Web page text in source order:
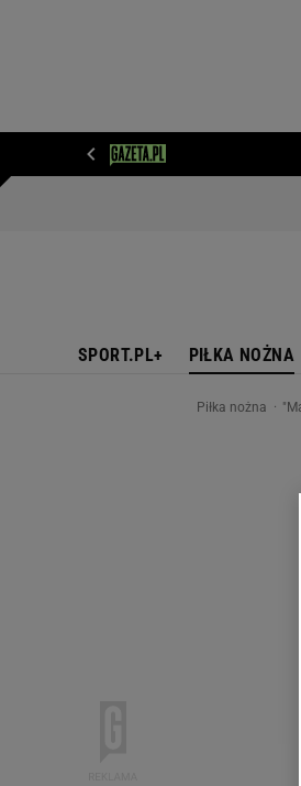
SPORT.PL+ PIŁKA NOŻNA
Piłka nożna